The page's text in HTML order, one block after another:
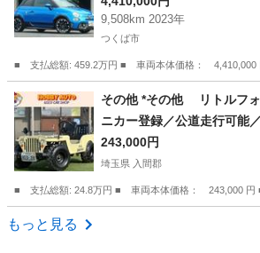
７ＡＷ／ブレンボキャリパ
出しマフラー／専用Ｓａｂ
ルカンターラインテリア）
9,508km 2023年
つくば市
■ 支払総額: 459.2万円 ■ 車両本体価格：
茨城 つくば市 その他
その他 *その他 リトルフ
ニカー登録／公道走行可能
運転ＯＫ／ （なし）
243,000円
埼玉県 入間郡
■ 支払総額: 24.8万円 ■ 車両本体価格： 243,000
埼玉 入間郡
もっと見る